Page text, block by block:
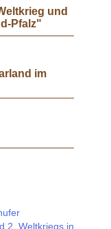
und
Pfalz"
im
2. Weltkriegs in